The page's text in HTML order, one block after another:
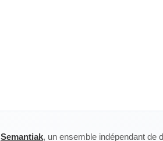
Semantiak, un ensemble indépendant de